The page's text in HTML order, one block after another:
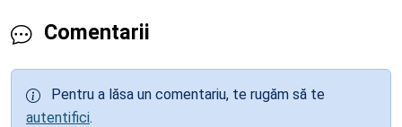
Comentarii
Pentru a lăsa un comentariu, te rugăm să te
autentifici.